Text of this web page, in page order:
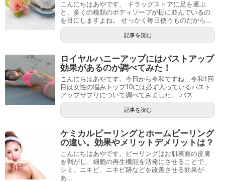
こんにちはあやです。 ドラッグストアに足を運ぶ
と、多くの種類のボディソープが棚に並んでいるの
を目にしますよね。 せっかく毎日使うものだから...
記事を読む
ロイヤルハニーアップにはバストアップ
効果があるのか調べてみた！
こんにちはあやです。今日から令和ですね、令和1回
目は女性の悩みトップ10には必ず入っているバスト
アップサプリについて調べてみました。 バス...
記事を読む
ケミカルピーリングとホームピーリング
の違い。効果やメリットデメリットは？
こんにちはあやです。ピーリングはお肌表面の皮膚
を剥がし、細胞の再生機能を活発にさせることで、
シミ、ニキビ、ニキビ跡などを改善させる効果が
あ...